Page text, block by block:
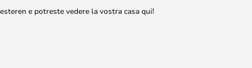
e potreste vedere la vostra casa qui!